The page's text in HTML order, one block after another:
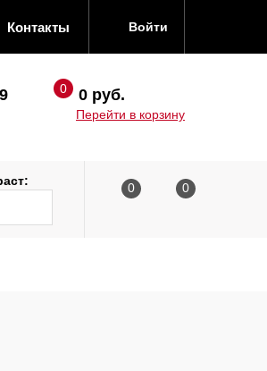
Контакты Войти
0 руб.
Перейти в корзину